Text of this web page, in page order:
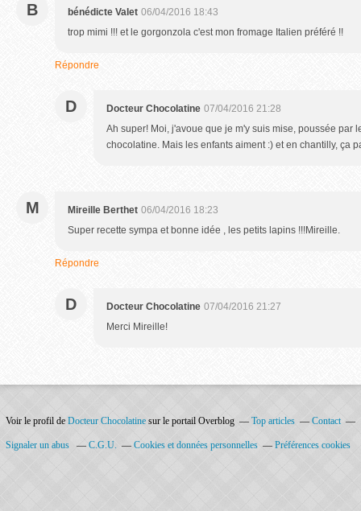
B bénédicte Valet 06/04/2016 18:43
trop mimi !!! et le gorgonzola c'est mon fromage Italien préféré !!
Répondre
D Docteur Chocolatine 07/04/2016 21:28
Ah super! Moi, j'avoue que je m'y suis mise, poussée par
chocolatine. Mais les enfants aiment :) et en chantilly, ça
M Mireille Berthet 06/04/2016 18:23
Super recette sympa et bonne idée , les petits lapins !!!Mireille.
Répondre
D Docteur Chocolatine 07/04/2016 21:27
Merci Mireille!
Voir le profil de Docteur Chocolatine sur le portail Overblog Top articles Contact
Signaler un abus C.G.U. Cookies et données personnelles Préférences cookies